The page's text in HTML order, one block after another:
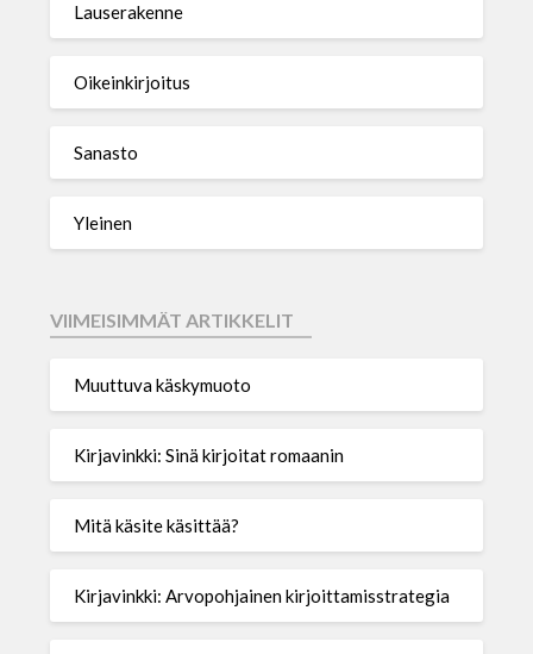
Lauserakenne
Oikeinkirjoitus
Sanasto
Yleinen
VIIMEISIMMÄT ARTIKKELIT
Muuttuva käskymuoto
Kirjavinkki: Sinä kirjoitat romaanin
Mitä käsite käsittää?
Kirjavinkki: Arvopohjainen kirjoittamisstrategia